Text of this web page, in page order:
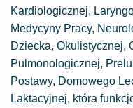
Kardiologicznej,
Medycyny Pracy,
Dziecka, Okulistycznej,
Pulmonologicznej,
Postawy, Domowego
Laktacyjnej, która